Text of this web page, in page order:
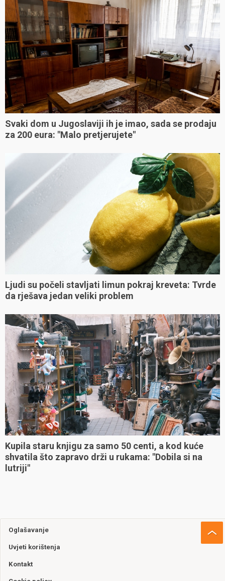
Svaki dom u Jugoslaviji ih je imao, sada se prodaju
za 200 eura: "Malo pretjerujete"
Ljudi su počeli stavljati limun pokraj kreveta: Tvrde
da rješava jedan veliki problem
Kupila staru knjigu za samo 50 centi, a kod kuće
shvatila što zapravo drži u rukama: "Dobila si na
lutriji"
Oglašavanje
Uvjeti korištenja
Kontakt